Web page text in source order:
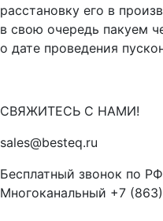
расстановку его в
в свою очередь пакуем
о дате проведения
СВЯЖИТЕСЬ С НАМИ!
sales@besteq.ru
Бесплатный звонок по
Многоканальный +7